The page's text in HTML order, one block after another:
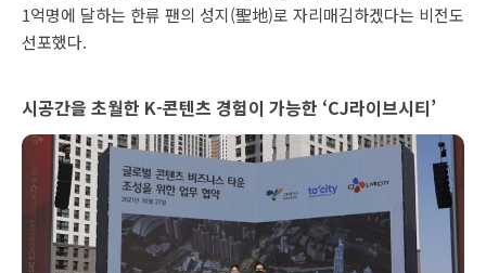
1억명에 달하는 한류 팬의 성지(聖地)로 자리매김하겠다는 비전도
선포했다.
시공간을 초월한 K-콘텐츠 경험이 가능한 ‘CJ라이브시티’